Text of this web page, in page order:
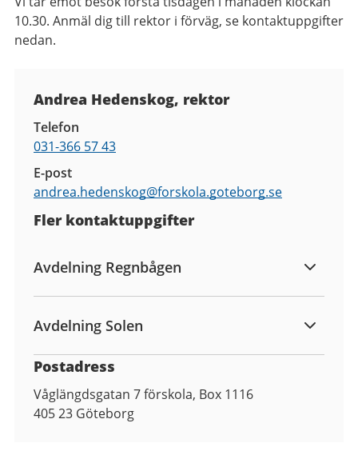
10.30. Anmäl dig till rektor i förväg, se kontaktuppgifter
nedan.
Andrea Hedenskog, rektor
Telefon
031-366 57 43
E-post
andrea.hedenskog@forskola.goteborg.se
Fler kontaktuppgifter
Avdelning Regnbågen
Avdelning Solen
Postadress
Våglängdsgatan 7 förskola, Box 1116
405 23 Göteborg